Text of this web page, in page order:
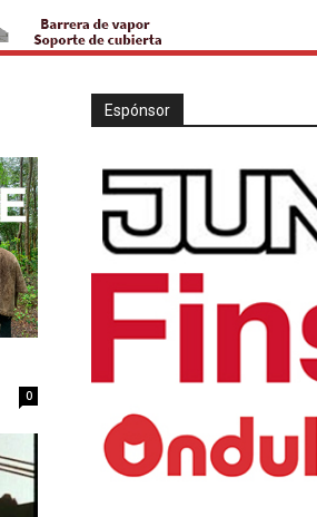
0
Espónsor